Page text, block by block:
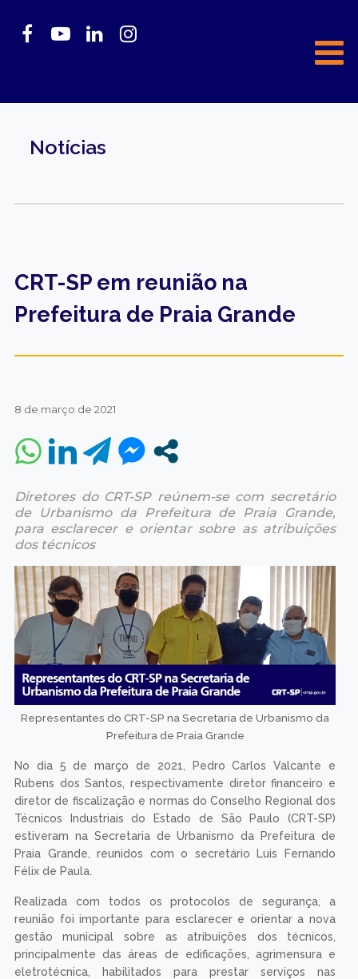
Notícias
CRT-SP em reunião na
Prefeitura de Praia Grande
8 de março de 2021
Diretores do CRT-SP reúnem-se com secretário
de Urbanismo da Prefeitura de Praia Grande,
para esclarecer e orientar sobre as atribuições
dos técnicos
Representantes do CRT-SP na Secretaria de Urbanismo da
Prefeitura de Praia Grande
No dia 5 de março de 2021, Pedro Carlos Valcante e
Rubens dos Santos, respectivamente diretor financeiro e
diretor de fiscalização e normas do Conselho Regional dos
Técnicos Industriais do Estado de São Paulo (CRT-SP)
estiveram na Secretaria de Urbanismo da Prefeitura de
Praia Grande, reunidos com o secretário Luis Fernando
Félix de Paula.
Realizada com todos os protocolos de segurança, a
reunião foi importante para esclarecer e orientar a nova
gestão municipal sobre as atribuições dos técnicos,
principalmente das áreas de edificações, agrimensura e
eletrotécnica, habilitados para prestar serviços nas